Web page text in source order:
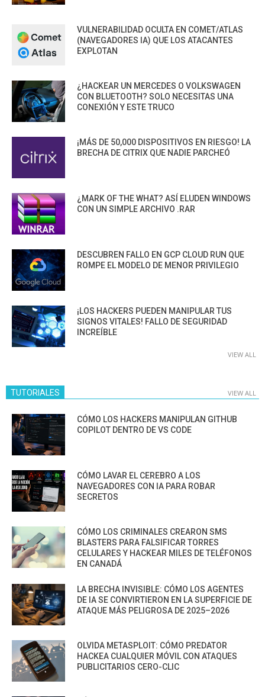
VULNERABILIDAD OCULTA EN COMET/ATLAS
(NAVEGADORES IA) QUE LOS ATACANTES
EXPLOTAN
¿HACKEAR UN MERCEDES O VOLKSWAGEN
CON BLUETOOTH? SOLO NECESITAS UNA
CONEXIÓN Y ESTE TRUCO
¡MÁS DE 50,000 DISPOSITIVOS EN RIESGO! LA
BRECHA DE CITRIX QUE NADIE PARCHEÓ
¿MARK OF THE WHAT? ASÍ ELUDEN WINDOWS
CON UN SIMPLE ARCHIVO .RAR
DESCUBREN FALLO EN GCP CLOUD RUN QUE
ROMPE EL MODELO DE MENOR PRIVILEGIO
¡LOS HACKERS PUEDEN MANIPULAR TUS
SIGNOS VITALES! FALLO DE SEGURIDAD
INCREÍBLE
VIEW ALL
TUTORIALES VIEW ALL
CÓMO LOS HACKERS MANIPULAN GITHUB
COPILOT DENTRO DE VS CODE
CÓMO LAVAR EL CEREBRO A LOS
NAVEGADORES CON IA PARA ROBAR
SECRETOS
CÓMO LOS CRIMINALES CREARON SMS
BLASTERS PARA FALSIFICAR TORRES
CELULARES Y HACKEAR MILES DE TELÉFONOS
EN CANADÁ
LA BRECHA INVISIBLE: CÓMO LOS AGENTES
DE IA SE CONVIRTIERON EN LA SUPERFICIE DE
ATAQUE MÁS PELIGROSA DE 2025–2026
OLVIDA METASPLOIT: CÓMO PREDATOR
HACKEA CUALQUIER MÓVIL CON ATAQUES
PUBLICITARIOS CERO-CLIC